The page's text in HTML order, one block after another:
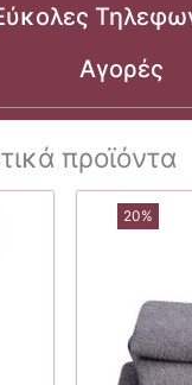
Αγορές
προϊόντα
20%